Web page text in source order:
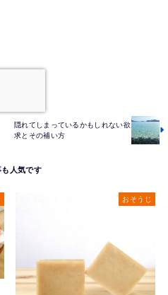
隠れてしまっているかもしれない欲
求とその補い方
おそうじ